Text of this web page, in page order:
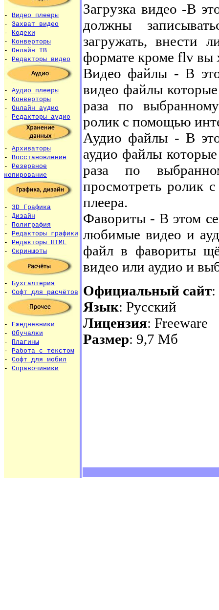
- Видео плееры
- Захват видео
- Кодеки
- Конверторы
- Онлайн ТВ
- Редакторы видео
- Аудио плееры
- Конверторы
- Онлайн аудио
- Редакторы аудио
- Архиваторы
- Восстановление
- Резервное
копирование
- 3D Графика
- Дизайн
- Полиграфия
- Редакторы графики
- Редакторы HTML
- Скриншоты
- Бухгалтерия
- Софт для расчётов
- Ежедневники
- Обучалки
- Плагины
- Работа с текстом
- Софт для мобил
- Справочиники
Загрузка видео -В
должны
загружать, внести
формате кроме flv вы
Видео файлы - В
видео файлы
раза по
ролик с помощью
Аудио файлы - В
аудио файлы
раза по
просмотреть ролик
плеера.
Фавориты - В этом
любимые видео и
файл в фавориты
видео или аудио и
Официальный сайт
Язык: Русский
Лицензия: Freeware
Размер: 9,7 Мб